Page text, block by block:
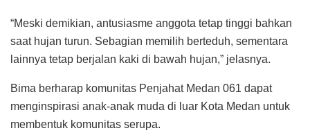
“Meski demikian, antusiasme anggota tetap tinggi bahkan
saat hujan turun. Sebagian memilih berteduh, sementara
lainnya tetap berjalan kaki di bawah hujan,” jelasnya.
Bima berharap komunitas Penjahat Medan 061 dapat
menginspirasi anak-anak muda di luar Kota Medan untuk
membentuk komunitas serupa.